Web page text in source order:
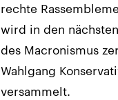
rechte
wird in den
des Macronismus
Wahlgang
versammelt.